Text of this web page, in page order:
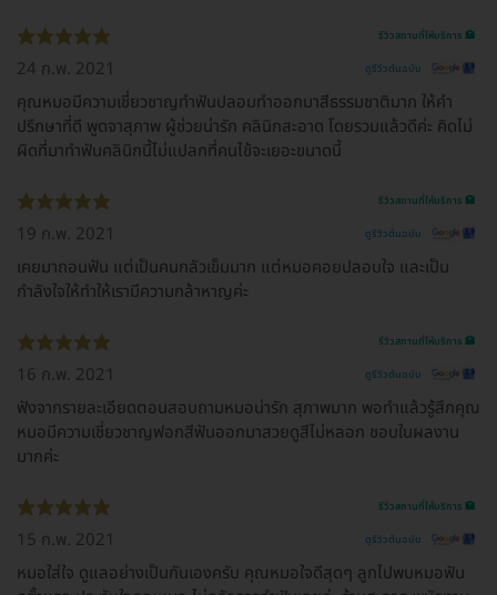
รีวิวสถานที่ให้บริการ 🏥
24 ก.พ. 2021 ดูรีวิวต้นฉบับ
คุณหมอมีความเชี่ยวชาญทำฟันปลอมทำออกมาสีธรรมชาติมาก ให้คำ
ปรึกษาที่ดี พูดจาสุภาพ ผู้ช่วยน่ารัก คลินิกสะอาด โดยรวมแล้วดีค่ะ คิดไม่
ผิดที่มาทำฟันคลินิกนี้ไม่แปลกที่คนไข้จะเยอะขนาดนี้
รีวิวสถานที่ให้บริการ 🏥
19 ก.พ. 2021 ดูรีวิวต้นฉบับ
เคยมาถอนฟัน แต่เป็นคนกลัวเข็มมาก แต่หมอคอยปลอบใจ และเป็น
กำลังใจให้ทำให้เรามีความกล้าหาญค่ะ
รีวิวสถานที่ให้บริการ 🏥
16 ก.พ. 2021 ดูรีวิวต้นฉบับ
ฟังจากรายละเอียดตอนสอบถามหมอน่ารัก สุภาพมาก พอทำแล้วรู้สึกคุณ
หมอมีความเชี่ยวชาญฟอกสีฟันออกมาสวยดูสีไม่หลอก ชอบในผลงาน
มากค่ะ
รีวิวสถานที่ให้บริการ 🏥
15 ก.พ. 2021 ดูรีวิวต้นฉบับ
หมอใส่ใจ ดูแลอย่างเป็นกันเองครับ คุณหมอใจดีสุดๆ ลูกไปพบหมอฟัน